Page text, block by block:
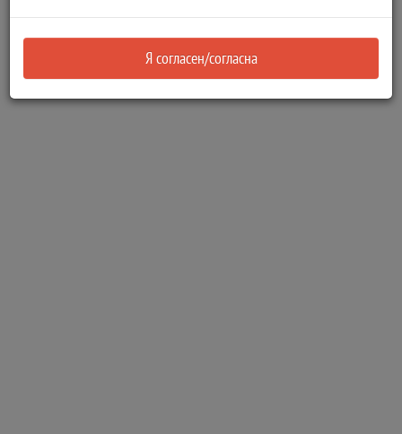
Я согласен/согласна